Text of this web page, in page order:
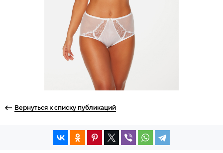
Вернуться к списку публикаций